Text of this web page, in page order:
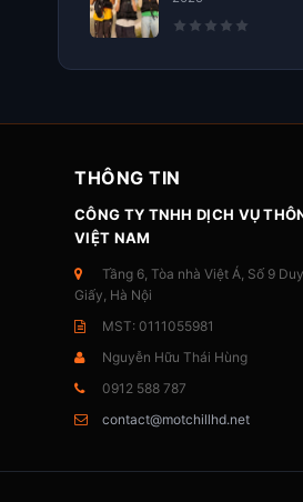
THÔNG TIN
CÔNG TY TNHH DỊCH VỤ
VIỆT NAM
Tầng 6, Tòa nhà Việt Á, Số 9
Giấy, Hà Nội
MST: 0111055981
Nguyễn Hữu Thái Hùng
0912 588 787
contact@motchillhd.net